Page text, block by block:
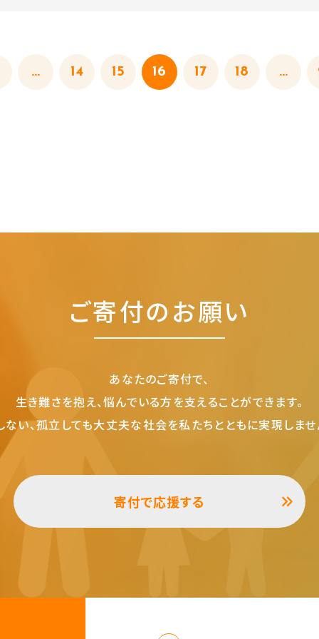
... 14 15 16 17 18 ...
ご寄付のお願い
あなたのご寄付で、
生き難さを抱え、悩んでいる方を支えることができます。
ない、孤立しても大丈夫な社会を私たちとともに実現しませ
寄付で応援する